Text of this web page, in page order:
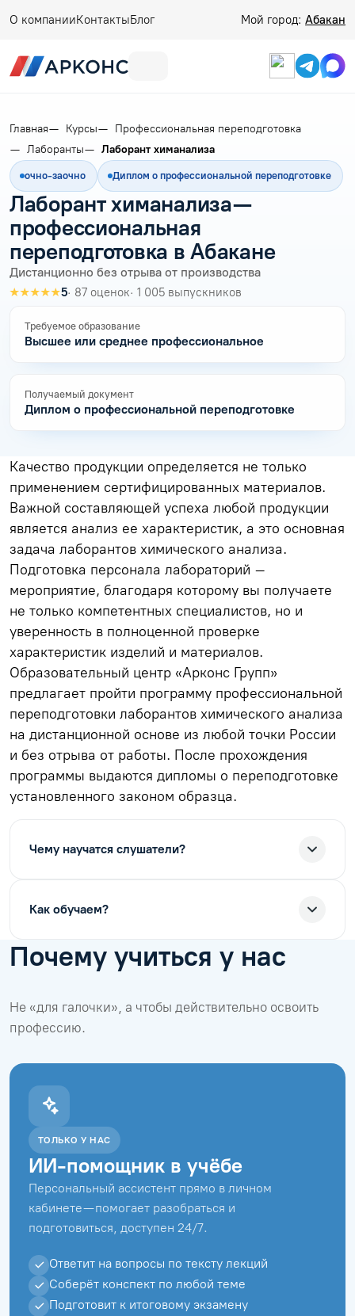
О компанииКонтактыБлог Мой город: Абакан
Главная Курсы
Профессиональная переподготовка
Лаборанты
Лаборант химанализа
очно-заочно Диплом о профессиональной переподготовке
Лаборант химанализа —
профессиональная
переподготовка в Абакане
Дистанционно без отрыва от производства
★★★★★5· 87 оценок· 1 005 выпускников
Требуемое образование
Высшее или среднее профессиональное
Получаемый документ
Диплом о профессиональной переподготовке
Качество продукции определяется не только
применением сертифицированных материалов.
Важной составляющей успеха любой продукции
является анализ ее характеристик, а это основная
задача лаборантов химического анализа.
Подготовка персонала лабораторий –
мероприятие, благодаря которому вы получаете
не только компетентных специалистов, но и
уверенность в полноценной проверке
характеристик изделий и материалов.
Образовательный центр «Арконс Групп»
предлагает пройти программу профессиональной
переподготовки лаборантов химического анализа
на дистанционной основе из любой точки России
и без отрыва от работы. После прохождения
программы выдаются дипломы о переподготовке
установленного законом образца.
Чему научатся слушатели?
Как обучаем?
Почему учиться у нас
Не «для галочки», а чтобы действительно освоить
профессию.
ТОЛЬКО У НАС
ИИ-помощник в учёбе
Персональный ассистент прямо в личном
кабинете — помогает разобраться и
подготовиться, доступен 24/7.
Ответит на вопросы по тексту лекций
Соберёт конспект по любой теме
Подготовит к итоговому экзамену